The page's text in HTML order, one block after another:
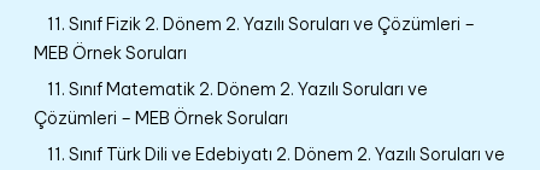
11. Sınıf Fizik 2. Dönem 2. Yazılı Soruları ve Çözümleri –
MEB Örnek Soruları
11. Sınıf Matematik 2. Dönem 2. Yazılı Soruları ve
Çözümleri – MEB Örnek Soruları
11. Sınıf Türk Dili ve Edebiyatı 2. Dönem 2. Yazılı Soruları ve